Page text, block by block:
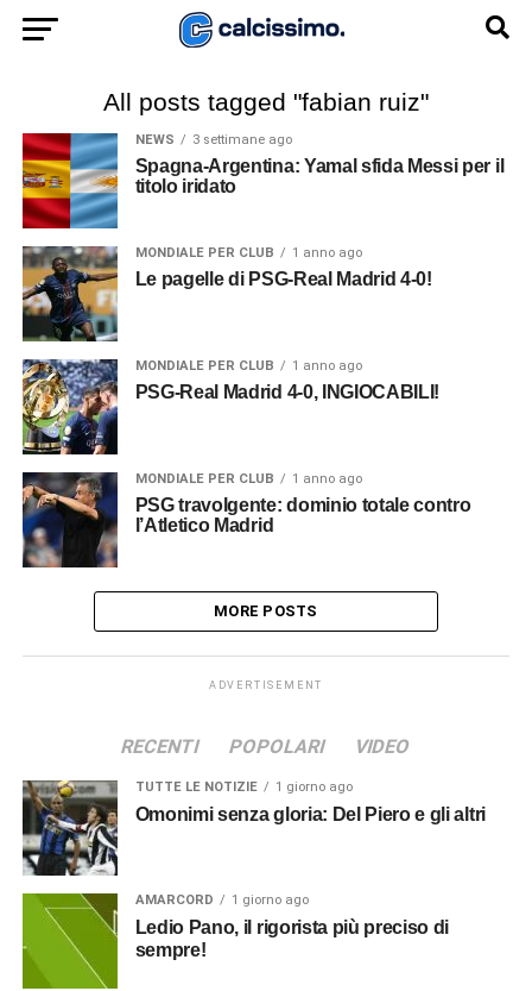
All posts tagged "fabian ruiz"
NEWS 3 settimane ago
Spagna-Argentina: Yamal sfida Messi per il
titolo iridato
MONDIALE PER CLUB 1 anno ago
Le pagelle di PSG-Real Madrid 4-0!
MONDIALE PER CLUB 1 anno ago
PSG-Real Madrid 4-0, INGIOCABILI!
MONDIALE PER CLUB 1 anno ago
PSG travolgente: dominio totale contro
l’Atletico Madrid
MORE POSTS
ADVERTISEMENT
RECENTI POPOLARI VIDEO
TUTTE LE NOTIZIE 1 giorno ago
Omonimi senza gloria: Del Piero e gli altri
AMARCORD 1 giorno ago
Ledio Pano, il rigorista più preciso di
sempre!